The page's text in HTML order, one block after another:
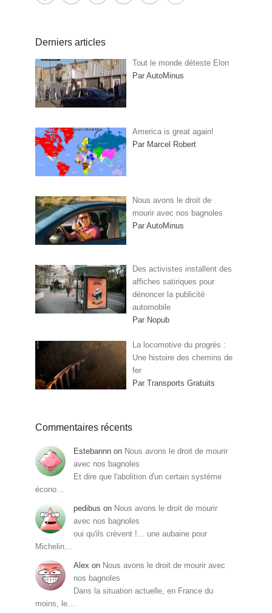
Derniers articles
Tout le monde déteste Elon
Par AutoMinus
America is great again!
Par Marcel Robert
Nous avons le droit de
mourir avec nos bagnoles
Par AutoMinus
Des activistes installent des
affiches satiriques pour
dénoncer la publicité
automobile
Par Nopub
La locomotive du progrès :
Une histoire des chemins de
fer
Par Transports Gratuits
Commentaires récents
Estebannn on Nous avons le droit de mourir
avec nos bagnoles
Et dire que l'abolition d'un certain système
écono…
pedibus on Nous avons le droit de mourir
avec nos bagnoles
oui qu'ils crèvent !... une aubaine pour
Michelin…
Alex on Nous avons le droit de mourir avec
nos bagnoles
Dans la situation actuelle, en France du
moins, le…